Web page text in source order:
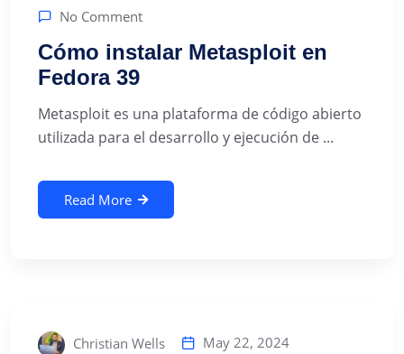
No Comment
Cómo instalar Metasploit en
Fedora 39
Metasploit es una plataforma de código abierto
utilizada para el desarrollo y ejecución de ...
Read More
Christian Wells May 22, 2024